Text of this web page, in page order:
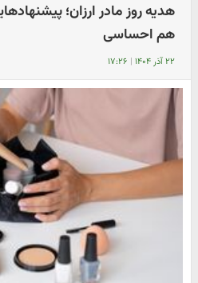
هدیه روز مادر ارزان؛
هم احساسی
۲۲ آذر ۱۴۰۴ | ۱۷:۲۶